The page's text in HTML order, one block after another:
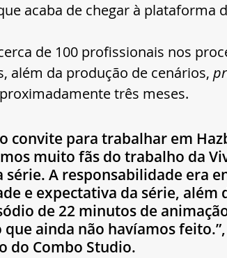
acaba de chegar à plataforma
de 100 profissionais nos
além da produção de cenários,
três meses.
convite para trabalhar em
muito fãs do trabalho da
série. A responsabilidade era
e expectativa da série, além
de 22 minutos de
ainda não havíamos
do Combo Studio.